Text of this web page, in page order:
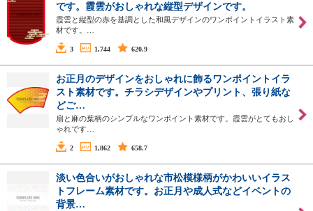
です。霞雲がおしゃれな縦型デザインです。
霞雲と縦型の赤を基調とした和風デザインのワンポイントイラスト素
材です。…
3 1,744 620.9
お正月のデザインをおしゃれに飾るワンポイントイラ
スト素材です。チラシデザインやプリント、張り紙な
どご…
扇と麻の葉柄のシンプルなワンポイント素材です。霞雲がとてもおし
ゃれです…
2 1,862 658.7
淡い色合いがおしゃれな市松模様柄がかわいいイラス
トフレーム素材です。お正月や成人式などイベントの
背景…